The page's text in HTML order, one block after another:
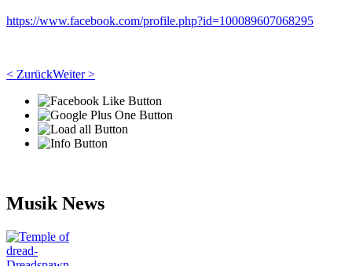
https://www.facebook.com/profile.php?id=100089607068295
< ZurückWeiter >
Musik News